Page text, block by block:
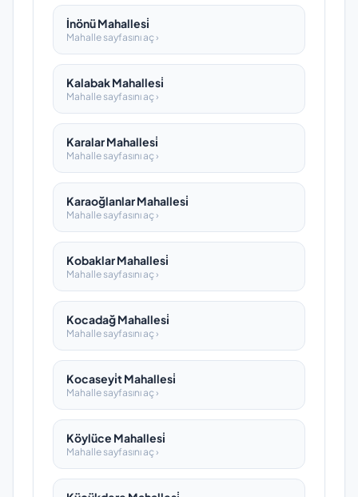
İnönü Mahallesi̇
Mahalle sayfasını aç ›
Kalabak Mahallesi̇
Mahalle sayfasını aç ›
Karalar Mahallesi̇
Mahalle sayfasını aç ›
Karaoğlanlar Mahallesi̇
Mahalle sayfasını aç ›
Kobaklar Mahallesi̇
Mahalle sayfasını aç ›
Kocadağ Mahallesi̇
Mahalle sayfasını aç ›
Kocaseyi̇t Mahallesi̇
Mahalle sayfasını aç ›
Köylüce Mahallesi̇
Mahalle sayfasını aç ›